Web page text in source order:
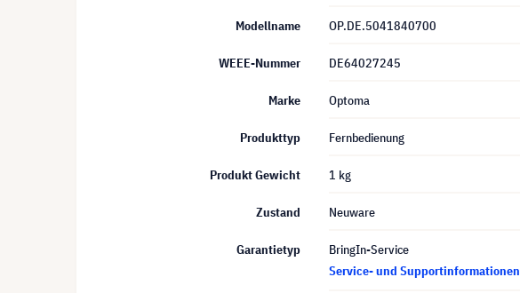
Modellname OP.DE.5041840700
WEEE-Nummer DE64027245
Marke Optoma
Produkttyp Fernbedienung
Produkt Gewicht 1 kg
Zustand Neuware
Garantietyp
BringIn-Service
Service- und Supportinformationen